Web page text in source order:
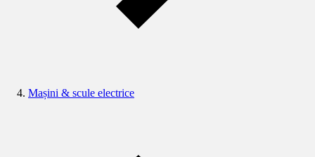
Mașini & scule electrice